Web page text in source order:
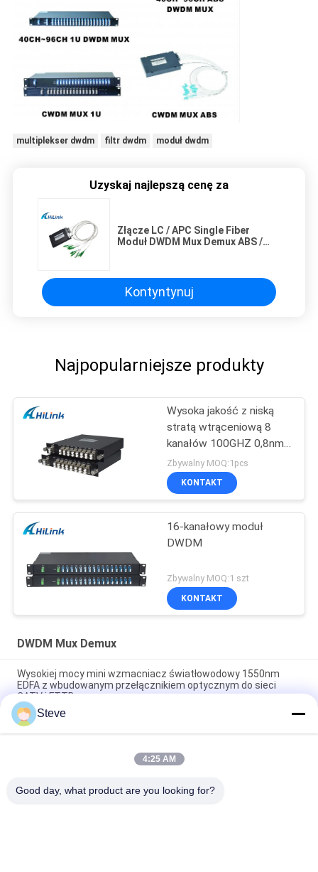
multiplekser dwdm filtr dwdm moduł dwdm
Uzyskaj najlepszą cenę za
Złącze LC / APC Single Fiber
Moduł DWDM Mux Demux ABS /
Kontyntynuj
Najpopularniejsze produkty
Wysoka jakość z niską
stratą wtrąceniową 8
kanałów 100GHZ 0,8nm
DWDM Mux Demux
Zbywalny MOQ:1pcs
KONTAKT
16-kanałowy moduł
DWDM
Zbywalny MOQ:1 szt
KONTAKT
DWDM Mux Demux
Wysokiej mocy mini wzmacniacz światłowodowy 1550nm
EDFA z wbudowanym przełącznikiem optycznym do sieci
CATV i FTTB
Mini 1550nm CATV EDFA optyczny wzmacniacz liniowy
wzmacniacz optyczny
Urządzenie pasywne AAWG DWDM Mux Demux 40CH Dual
Steve
4:25 AM
Good day, what product are you looking for?